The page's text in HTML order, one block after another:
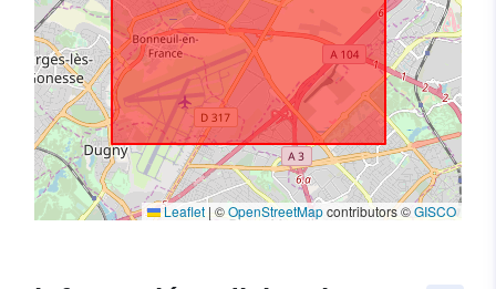
Leaflet | ©OpenStreetMapcontributors ©GISCO